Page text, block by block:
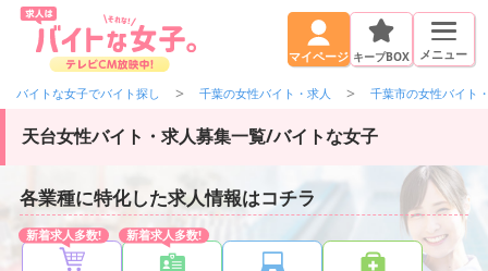
マイページ キープBOX メニュー
バイトな女子でバイト探し 千葉の女性バイト・求人 千葉市の女性バイト
天台女性バイト・求人募集一覧/バイトな女子
各業種に特化した求人情報はコチラ